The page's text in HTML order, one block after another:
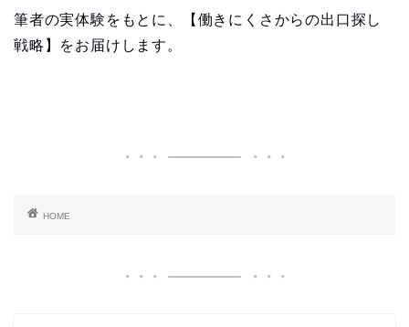
筆者の実体験をもとに、【働きにくさからの出口探し
戦略】をお届けします。
HOME